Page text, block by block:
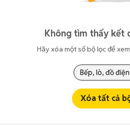
Không tìm thấy kết
Hãy xóa một số bộ lọc để
Bếp, lò, đồ điện
Xóa tất cả